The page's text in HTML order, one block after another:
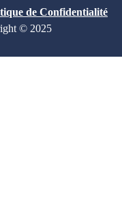
de Confidentialité
© 2025